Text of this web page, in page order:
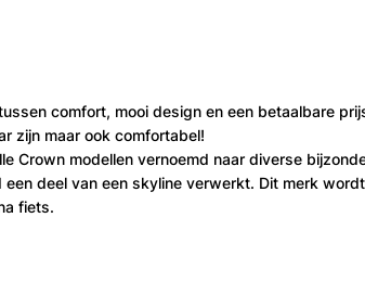
comfort, mooi design en een betaalbare
zijn maar ook comfortabel!
Crown modellen vernoemd naar diverse
deel van een skyline verwerkt. Dit merk wordt
fiets.